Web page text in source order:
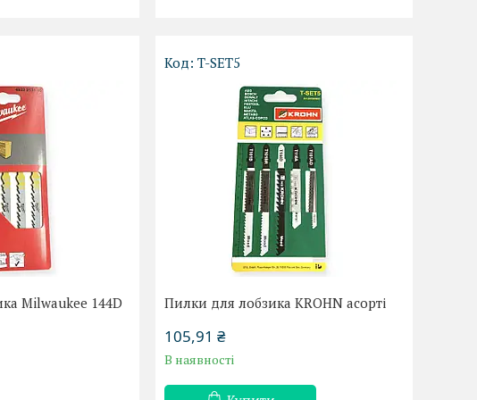
Milwaukee 144D
T-SET5
Пилки для лобзика KROHN асорті
105,91 ₴
В наявності